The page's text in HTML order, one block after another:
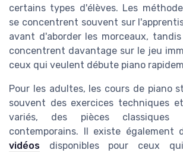
certains types d'élèves. Les
se concentrent souvent sur
avant d'aborder les morceaux,
concentrent davantage sur le jeu
ceux qui veulent débute piano
Pour les adultes, les cours de piano
souvent des exercices techniques
variés, des pièces classiques
contemporains. Il existe également
vidéos disponibles pour ceux